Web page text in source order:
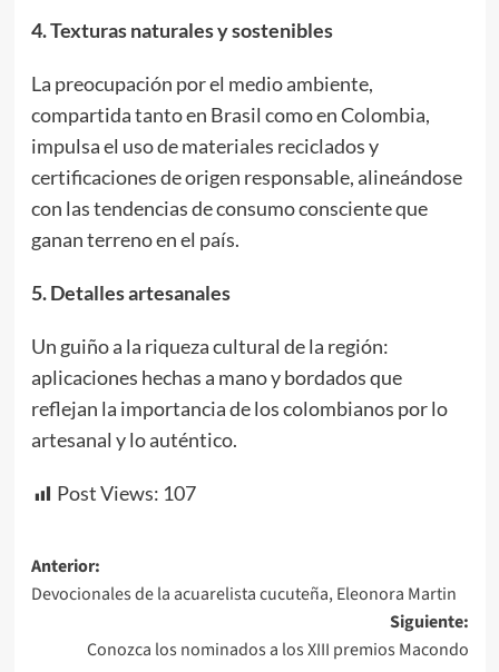
4. Texturas naturales y sostenibles
La preocupación por el medio ambiente,
compartida tanto en Brasil como en Colombia,
impulsa el uso de materiales reciclados y
certificaciones de origen responsable, alineándose
con las tendencias de consumo consciente que
ganan terreno en el país.
5. Detalles artesanales
Un guiño a la riqueza cultural de la región:
aplicaciones hechas a mano y bordados que
reflejan la importancia de los colombianos por lo
artesanal y lo auténtico.
Post Views: 107
Navegación
de
entradas
Anterior:
Devocionales de la acuarelista cucuteña, Eleonora Martin
Siguiente:
Conozca los nominados a los XIII premios Macondo